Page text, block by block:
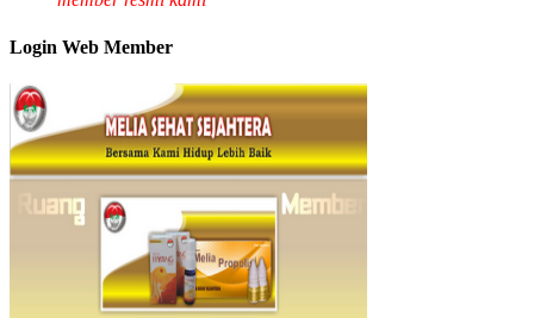
Login Web Member